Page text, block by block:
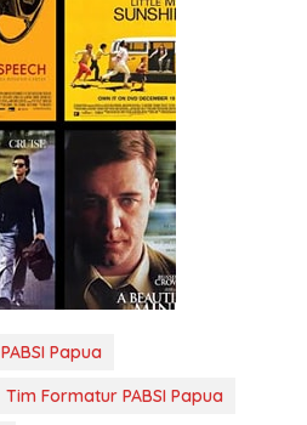
PABSI Papua
Tim Formatur PABSI Papua